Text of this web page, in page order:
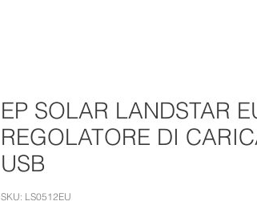
EP SOLAR LANDSTAR
REGOLATORE DI
USB
SKU: LS0512EU